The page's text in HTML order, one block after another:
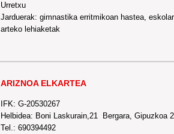
Urretxu
Jarduerak: gimnastika erritmikoan hastea,
arteko lehiaketak
ARIZNOA ELKARTEA
IFK: G-20530267
Helbidea: Boni Laskurain,21 Bergara, Gipuzkoa
Tel.: 690394492